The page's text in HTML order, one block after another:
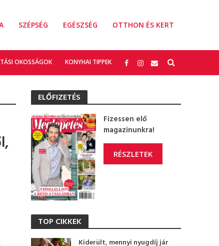
SZÉPSÉG EGÉSZSÉG OTTHON ÉS KERT
OKOSSÁGOK KONYHAI TIPPEK
ELŐFIZETÉS
Fizessen elő
magazinunkra!
RÉSZLETEK
TOP CIKKEK
Kiderült, mennyi nyugdíj jár